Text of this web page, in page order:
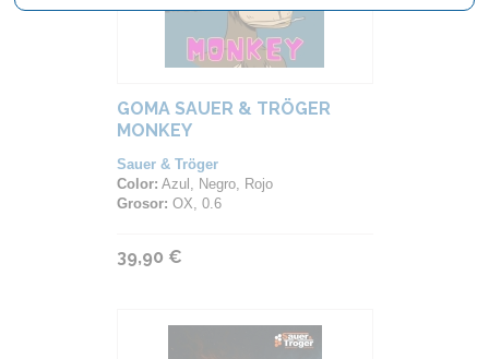
GOMA SAUER & TRÖGER
MONKEY
Sauer & Tröger
Color: Azul, Negro, Rojo
Grosor: OX, 0.6
39,90 €